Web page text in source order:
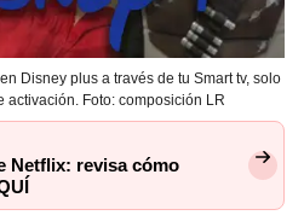
Disney plus a través de tu Smart tv, solo
activación. Foto: composición LR
Netflix: revisa cómo